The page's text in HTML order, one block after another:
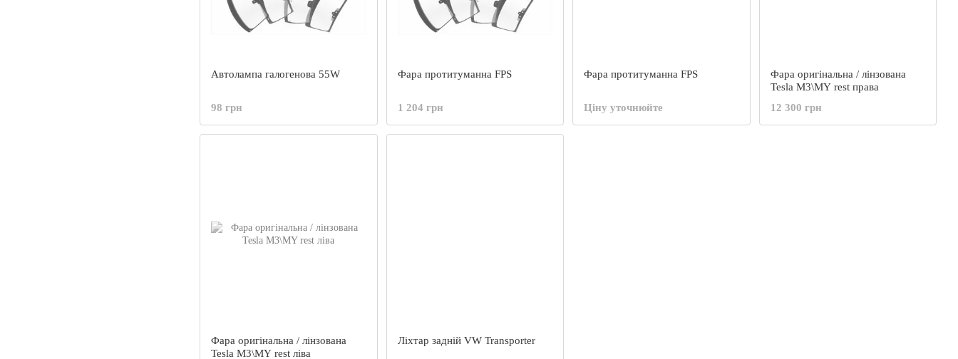
Автолампа галогенова 55W
98 грн
Фара протитуманна FPS
1 204 грн
Фара протитуманна FPS
Ціну уточнюйте
Фара оригінальна / лінзована
Tesla M3\MY rest права
12 300 грн
Фара оригінальна / лінзована
Tesla M3\MY rest ліва
Ліхтар задній VW Transporter